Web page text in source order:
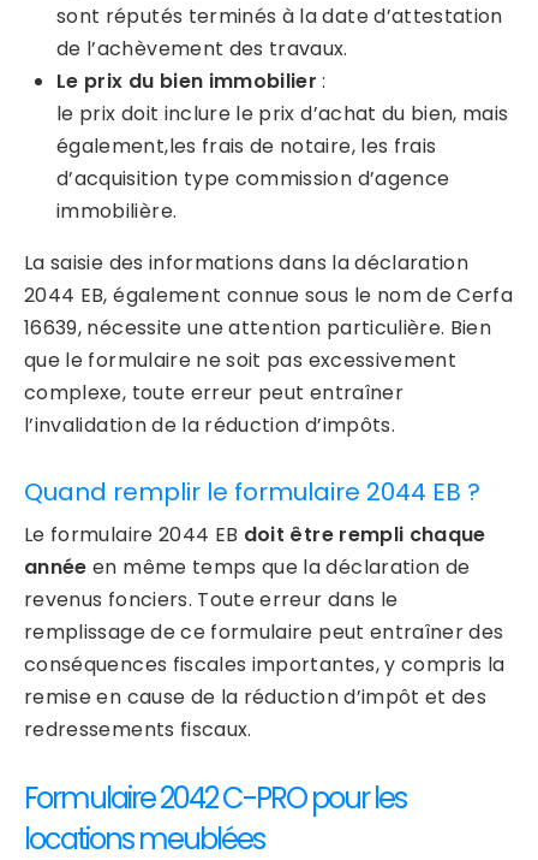
sont réputés terminés à la date d’attestation
de l’achèvement des travaux.
Le prix du bien immobilier :
le prix doit inclure le prix d’achat du bien, mais
également,les frais de notaire, les frais
d’acquisition type commission d’agence
immobilière.
La saisie des informations dans la déclaration
2044 EB, également connue sous le nom de Cerfa
16639, nécessite une attention particulière. Bien
que le formulaire ne soit pas excessivement
complexe, toute erreur peut entraîner
l’invalidation de la réduction d’impôts.
Quand remplir le formulaire 2044 EB ?
Le formulaire 2044 EB doit être rempli chaque
année en même temps que la déclaration de
revenus fonciers. Toute erreur dans le
remplissage de ce formulaire peut entraîner des
conséquences fiscales importantes, y compris la
remise en cause de la réduction d’impôt et des
redressements fiscaux.
Formulaire 2042 C-PRO pour les
locations meublées